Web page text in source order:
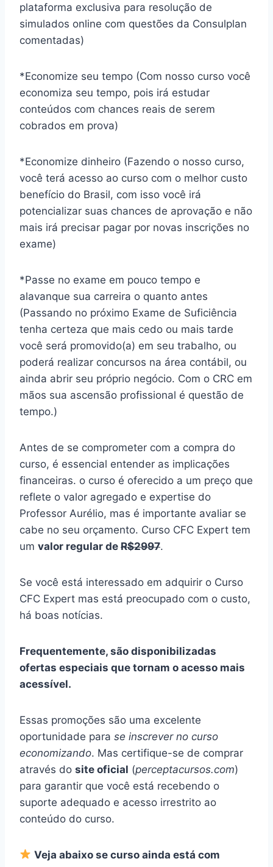
plataforma exclusiva para resolução de
simulados online com questões da Consulplan
comentadas)
*Economize seu tempo (Com nosso curso você
economiza seu tempo, pois irá estudar
conteúdos com chances reais de serem
cobrados em prova)
*Economize dinheiro (Fazendo o nosso curso,
você terá acesso ao curso com o melhor custo
benefício do Brasil, com isso você irá
potencializar suas chances de aprovação e não
mais irá precisar pagar por novas inscrições no
exame)
*Passe no exame em pouco tempo e
alavanque sua carreira o quanto antes
(Passando no próximo Exame de Suficiência
tenha certeza que mais cedo ou mais tarde
você será promovido(a) em seu trabalho, ou
poderá realizar concursos na área contábil, ou
ainda abrir seu próprio negócio. Com o CRC em
mãos sua ascensão profissional é questão de
tempo.)
Antes de se comprometer com a compra do
curso, é essencial entender as implicações
financeiras. o curso é oferecido a um preço que
reflete o valor agregado e expertise do
Professor Aurélio, mas é importante avaliar se
cabe no seu orçamento. Curso CFC Expert tem
um valor regular de R$2997.
Se você está interessado em adquirir o Curso
CFC Expert mas está preocupado com o custo,
há boas notícias.
Frequentemente, são disponibilizadas
ofertas especiais que tornam o acesso mais
acessível.
Essas promoções são uma excelente
oportunidade para se inscrever no curso
economizando. Mas certifique-se de comprar
através do site oficial (perceptacursos.com)
para garantir que você está recebendo o
suporte adequado e acesso irrestrito ao
conteúdo do curso.
Veja abaixo se curso ainda está com